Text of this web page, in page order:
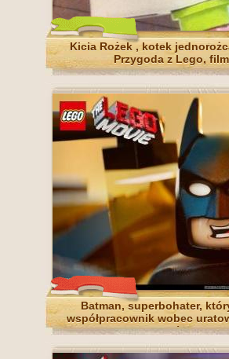
Kicia Rożek , kotek
Przygoda z Lego, film
Batman, superbohater,
współpracownik wobec
wszechświata